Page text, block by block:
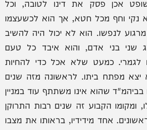
אכן פסק את דינו לטובה, וכל
נקי וחף מכל חטא, אך הוא לכשעצמו
לנפשו. הוא לא יכול היה להשיב
שני בני אדם, והוא איבד כל טעם
לגמרי. כמעט שלא אכל כדי להחיות
מפתח ביתו. לראשונה מזה שנים
בביהמ"ד שהוא אינו משתתף עוד במניין
ומקומו הקבוע זה שנים רבות התרוקן
אחד מידידיו, בראותו את מצבו